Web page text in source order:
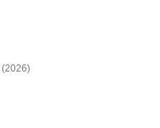
(2026)